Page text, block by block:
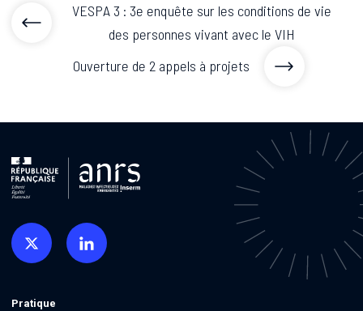
VESPA 3 : 3e enquête sur les conditions de vie
des personnes vivant avec le VIH
Ouverture de 2 appels à projets
Pratique